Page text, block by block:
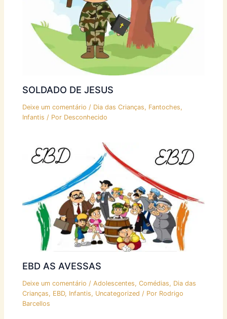
SOLDADO DE JESUS
Deixe um comentário / Dia das Crianças, Fantoches,
Infantis / Por Desconhecido
EBD AS AVESSAS
Deixe um comentário /Adolescentes,Comédias, Dia das
Crianças, EBD, Infantis, Uncategorized / Por Rodrigo
Barcellos